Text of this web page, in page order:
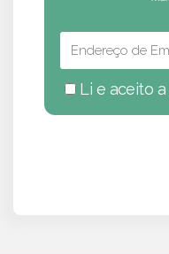
Li e aceito a